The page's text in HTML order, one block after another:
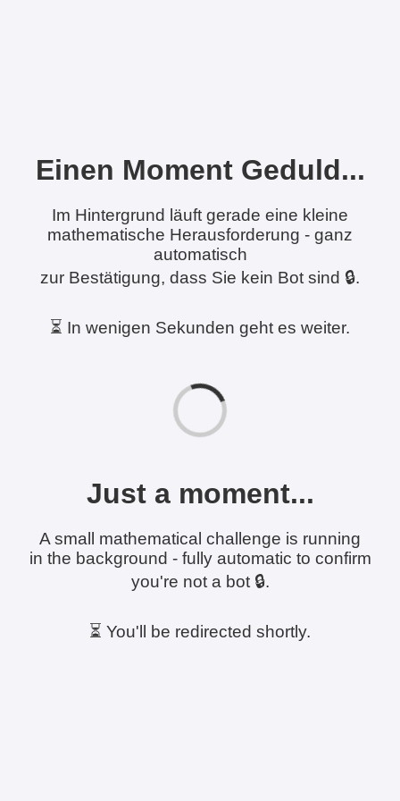
Einen Moment Geduld...
Im Hintergrund läuft gerade eine kleine
mathematische Herausforderung - ganz
automatisch
zur Bestätigung, dass Sie kein Bot sind 🔒.
⏳ In wenigen Sekunden geht es weiter.
Just a moment...
A small mathematical challenge is running
in the background - fully automatic to confirm
you're not a bot 🔒.
⏳ You'll be redirected shortly.